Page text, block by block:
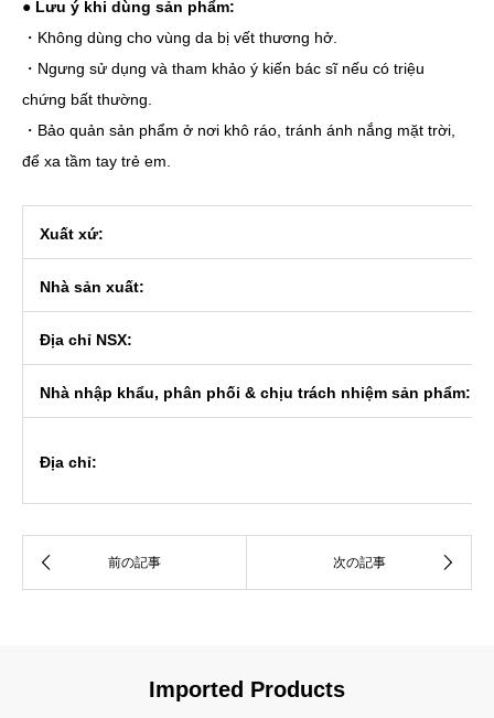
● Lưu ý khi dùng sản phẩm:
・Không dùng cho vùng da bị vết thương hở.
・Ngưng sử dụng và tham khảo ý kiến bác sĩ nếu có triệu
chứng bất thường.
・Bảo quản sản phẩm ở nơi khô ráo, tránh ánh nắng mặt trời,
để xa tầm tay trẻ em.
Xuất xứ:
Nhà sản xuất:
Địa chỉ NSX:
Nhà nhập khẩu, phân phối & chịu trách nhiệm sản phẩm:
Địa chỉ:
Imported Products